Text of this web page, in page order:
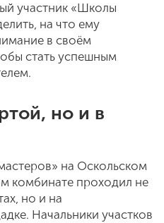
участник «Школы
на что ему
в своём
стать успешным
но и в
на Оскольском
комбинате проходил не
но и на
Начальники участков